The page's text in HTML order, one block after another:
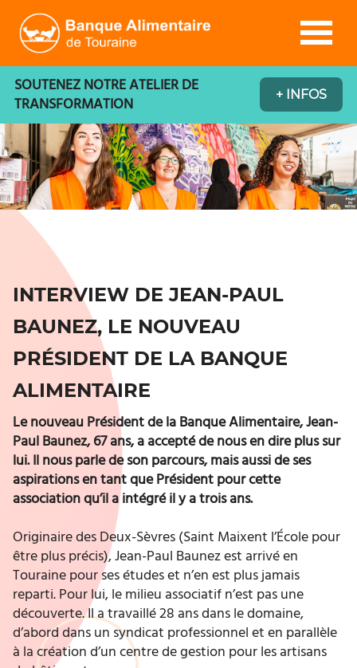
29 ET 30 NOVEMBRE 2025, CLIQUEZ ICI :
SOUTENEZ NOTRE ATELIER DE
TRANSFORMATION
+ INFOS
INTERVIEW DE JEAN-PAUL
BAUNEZ, LE NOUVEAU
PRÉSIDENT DE LA BANQUE
ALIMENTAIRE
Le nouveau Président de la Banque Alimentaire, Jean-
Paul Baunez, 67 ans, a accepté de nous en dire plus sur
lui. Il nous parle de son parcours, mais aussi de ses
aspirations en tant que Président pour cette
association qu’il a intégré il y a trois ans.
Originaire des Deux-Sèvres (Saint Maixent l’École pour
être plus précis), Jean-Paul Baunez est arrivé en
Touraine pour ses études et n’en est plus jamais
reparti. Pour lui, le milieu associatif n’est pas une
découverte. Il a travaillé 28 ans dans le domaine,
d’abord dans un syndicat professionnel et en parallèle
à la création d’un centre de gestion pour les artisans